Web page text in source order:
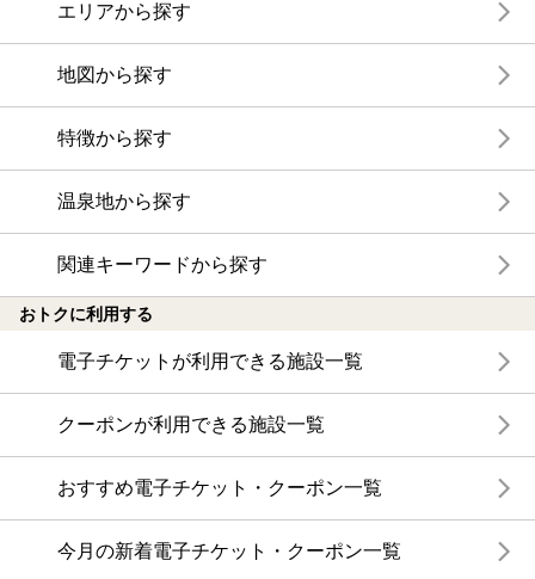
エリアから探す
地図から探す
特徴から探す
温泉地から探す
関連キーワードから探す
おトクに利用する
電子チケットが利用できる施設一覧
クーポンが利用できる施設一覧
おすすめ電子チケット・クーポン一覧
今月の新着電子チケット・クーポン一覧